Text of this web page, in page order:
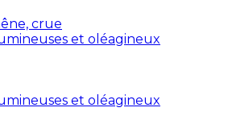
crue
et oléagineux
et oléagineux